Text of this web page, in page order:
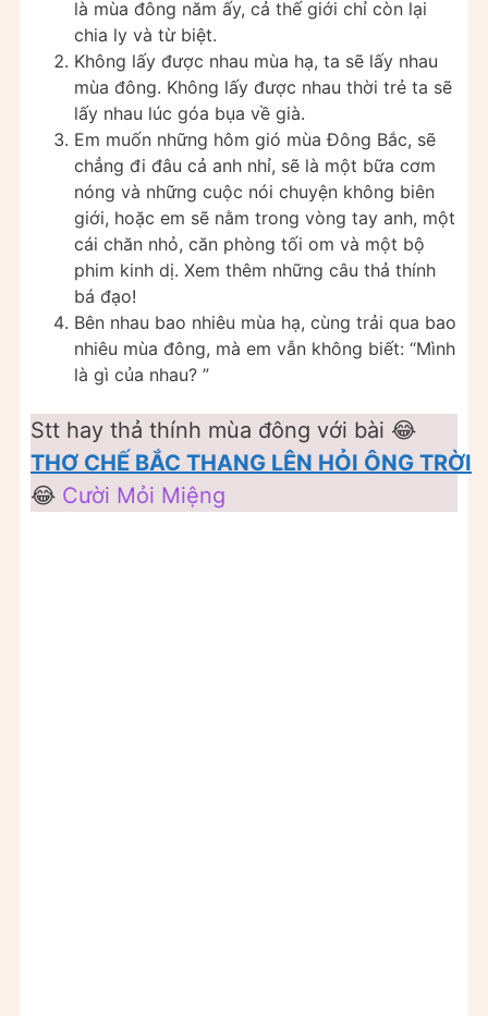
là mùa đông năm ấy, cả thế giới chỉ còn lại
chia ly và từ biệt.
Không lấy được nhau mùa hạ, ta sẽ lấy nhau
mùa đông. Không lấy được nhau thời trẻ ta sẽ
lấy nhau lúc góa bụa về già.
Em muốn những hôm gió mùa Đông Bắc, sẽ
chẳng đi đâu cả anh nhỉ, sẽ là một bữa cơm
nóng và những cuộc nói chuyện không biên
giới, hoặc em sẽ nằm trong vòng tay anh, một
cái chăn nhỏ, căn phòng tối om và một bộ
phim kinh dị. Xem thêm những câu thả thính
bá đạo!
Bên nhau bao nhiêu mùa hạ, cùng trải qua bao
nhiêu mùa đông, mà em vẫn không biết: “Mình
là gì của nhau? ”
Stt hay thả thính mùa đông với bài 😂
THƠ CHẾ BẮC THANG LÊN HỎI ÔNG TRỜI
😂 Cười Mỏi Miệng